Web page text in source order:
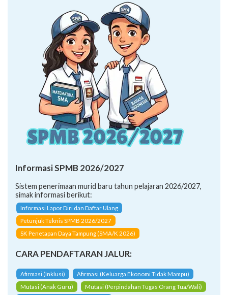
Informasi SPMB 2026/2027
Sistem penerimaan murid baru tahun pelajaran 2026/2027,
simak informasi berikut:
Informasi Lapor Diri dan Daftar Ulang
Petunjuk Teknis SPMB 2026/2027
SK Penetapan Daya Tampung (SMA/K 2026)
CARA PENDAFTARAN JALUR:
Afirmasi (Inklusi)
Afirmasi (Keluarga Ekonomi Tidak Mampu)
Mutasi (Anak Guru)
Mutasi (Perpindahan Tugas Orang Tua/Wali)